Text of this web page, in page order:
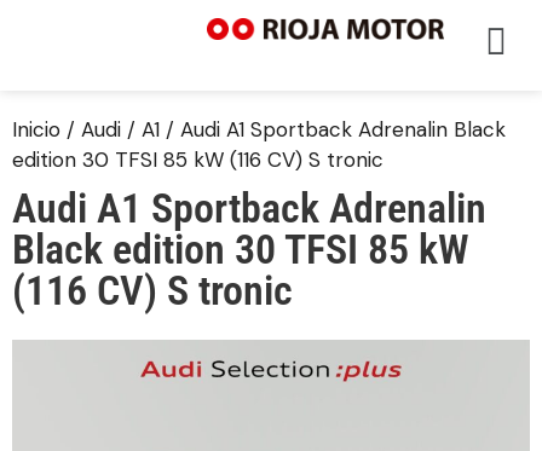
Inicio / Audi / A1 / Audi A1 Sportback Adrenalin Black
edition 30 TFSI 85 kW (116 CV) S tronic
Audi A1 Sportback Adrenalin
Black edition 30 TFSI 85 kW
(116 CV) S tronic